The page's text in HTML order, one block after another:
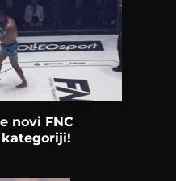
novi FNC